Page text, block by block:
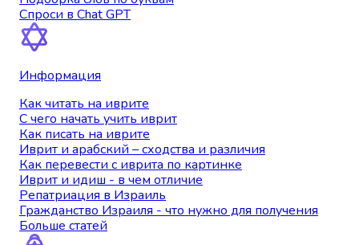
Спроси в Chat GPT
Информация
Как читать на иврите
С чего начать учить иврит
Как писать на иврите
Иврит и арабский – сходства и различия
Как перевести с иврита по картинке
Иврит и идиш - в чем отличие
Репатриация в Израиль
Гражданство Израиля - что нужно для получения
Больше статей